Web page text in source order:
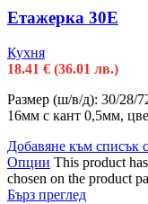
Етажерка 30Е
Кухня
18.41 € (36.01 лв.)
Размер (ш/в/д): 30/28/
16мм с кант 0,5мм,
Добавяне към списък
Опции This product
chosen on the product
Бърз преглед